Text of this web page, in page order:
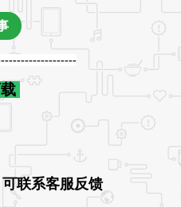
联系客服反馈